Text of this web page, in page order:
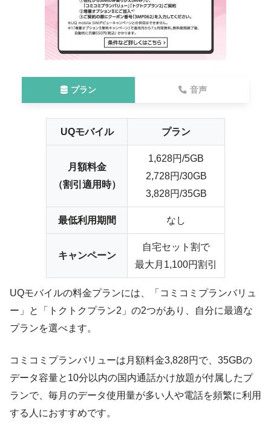
電気 auでんき
プラン 音声
UQモバイル プラン
月額料金
（割引適用時）
1,628円/5GB
2,728円/30GB
3,828円/35GB
最低利用期間 なし
キャンペーン
自宅セット割で
最大月1,100円割引
UQモバイルの料金プランには、「コミコミプランバリュ
ー」と「トクトクプラン2」の2つがあり、自分に最適な
プランを選べます。
コミコミプランバリューは月額料金3,828円で、35GBの
データ容量と10分以内の国内通話かけ放題が付属したプ
ランで、毎月のデータ使用量が多い人や電話を頻繁に利用
する人におすすめです。